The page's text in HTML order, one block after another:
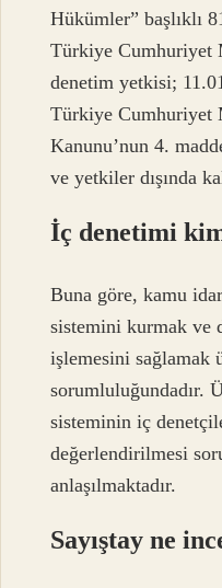
Hükümler” başlıklı
Türkiye Cumhuriyet
denetim yetkisi;
Türkiye Cumhuriyet
Kanunu’nun 4.
ve yetkiler dışında
İç denetimi
Buna göre, kamu
sistemini kurmak ve
işlemesini sağlamak
sorumluluğundadır.
sisteminin iç
değerlendirilmesi
anlaşılmaktadır.
Sayıştay ne